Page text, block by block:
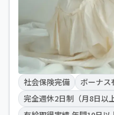
社会保険完備
ボーナス
完全週休2日制（月8日以